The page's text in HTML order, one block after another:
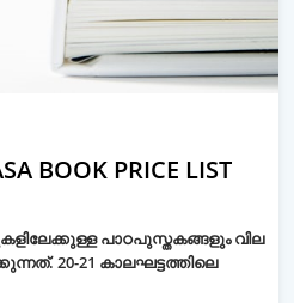
BOOK PRICE LIST
പാഠപുസ്തകങ്ങളും വില
20-21 കാലഘട്ടത്തിലെ